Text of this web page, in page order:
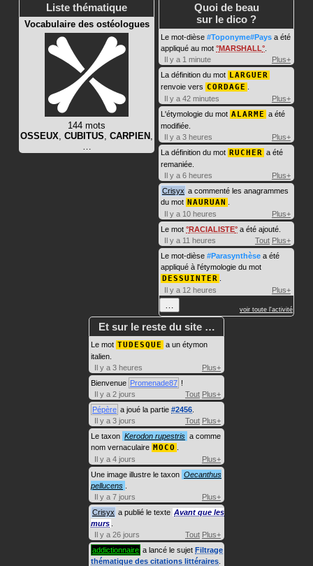
Liste thématique
Vocabulaire des ostéologues
144 mots
OSSEUX CUBITUS CARPIEN
Quoi de beau
sur le dico ?
Le mot-dièse #Toponyme#Pays a été
appliqué au mot MARSHALL
Il y a 1 minute
Plus+
La définition du mot LARGUER
renvoie vers CORDAGE
Il y a 42 minutes
Plus+
L'étymologie du mot ALARME a été
modifiée.
Il y a 3 heures
Plus+
La définition du mot RUCHER a été
remaniée.
Il y a 6 heures
Plus+
Crisyx a commenté les anagrammes
du mot NAURUAN
Il y a 10 heures
Plus+
Le mot RACIALISTE a été ajouté.
Il y a 11 heures
Tout Plus+
Le mot-dièse #Parasynthèse a été
appliqué à l'étymologie du mot
DESSUINTER
Il y a 12 heures
Plus+
voir toute l'activité
Et sur le reste du site …
Le mot TUDESQUE a un étymon
italien.
Il y a 3 heures
Plus+
Bienvenue Promenade87 !
Il y a 2 jours
Tout Plus+
Pépère a joué la partie #2456
Il y a 3 jours
Tout Plus+
Le taxon Kerodon rupestris a comme
nom vernaculaire MOCO
Il y a 4 jours
Plus+
Une image illustre le taxon Oecanthus
pellucens
Il y a 7 jours
Plus+
Crisyx a publié le texte Avant que les
murs
Il y a 26 jours
Tout Plus+
addictionnaire a lancé le sujet Filtrage
thématique des citations littéraires